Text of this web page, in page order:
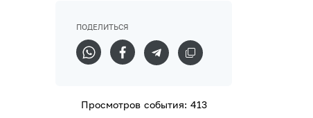
ПОДЕЛИТЬСЯ
Просмотров события: 413